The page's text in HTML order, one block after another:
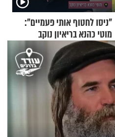
"ניסו לחטוף אותי פעמיים":
מוטי כהנא בריאיון נוקב